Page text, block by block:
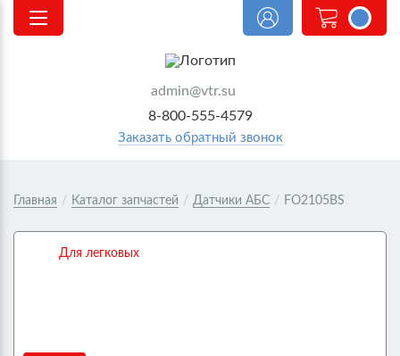
admin@vtr.su
8-800-555-4579
Заказать обратный звонок
<@
order.count
|| 0 @>
Главная / Каталог запчастей / Датчики АБС / FO2105BS
Для легковых